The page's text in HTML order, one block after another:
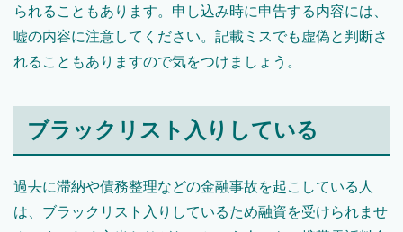
られることもあります。申し込み時に申告する内容には、
嘘の内容に注意してください。記載ミスでも虚偽と判断さ
れることもありますので気をつけましょう。
ブラックリスト入りしている
過去に滞納や債務整理などの金融事故を起こしている人
は、ブラックリスト入りしているため融資を受けられませ